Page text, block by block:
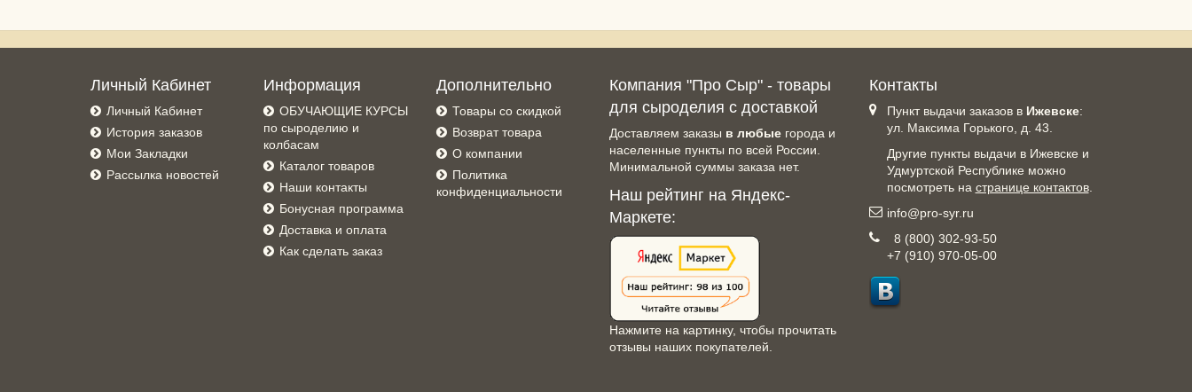
Личный Кабинет
Личный Кабинет
История заказов
Мои Закладки
Рассылка новостей
Информация
ОБУЧАЮЩИЕ КУРСЫ
по сыроделию и
колбасам
Каталог товаров
Наши контакты
Бонусная программа
Доставка и оплата
Как сделать заказ
Дополнительно
Товары со скидкой
Возврат товара
О компании
Политика
конфиденциальности
Компания "Про Сыр" - товары
для сыроделия с доставкой
Доставляем заказы в любые города и
населенные пункты по всей России.
Минимальной суммы заказа нет.
Наш рейтинг на Яндекс-
Маркете:
Нажмите на картинку, чтобы прочитать
отзывы наших покупателей.
Контакты
Пункт выдачи заказов в Ижевске:
ул. Максима Горького, д. 43.
Другие пункты выдачи в Ижевске и
Удмуртской Республике можно
посмотреть на странице контактов.
info@pro-syr.ru
8 (800) 302-93-50
+7 (910) 970-05-00